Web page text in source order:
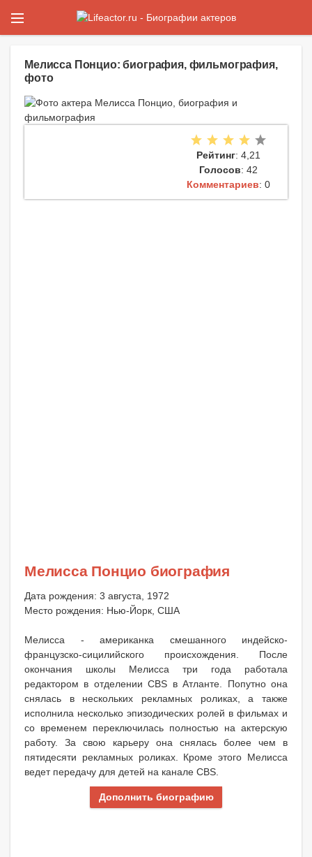
Мелисса Понцио: биография, фильмография,
фото
Рейтинг: 4,21
Голосов: 42
Комментариев: 0
Мелисса Понцио биография
Дата рождения: 3 августа, 1972
Место рождения: Нью-Йорк, США
Мелисса - американка смешанного индейско-
французско-сицилийского происхождения. После
окончания школы Мелисса три года работала
редактором в отделении CBS в Атланте. Попутно она
снялась в нескольких рекламных роликах, а также
исполнила несколько эпизодических ролей в фильмах и
со временем переключилась полностью на актерскую
работу. За свою карьеру она снялась более чем в
пятидесяти рекламных роликах. Кроме этого Мелисса
ведет передачу для детей на канале CBS.
Дополнить биографию